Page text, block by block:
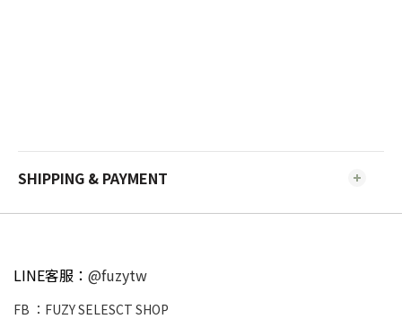
SHIPPING & PAYMENT
LINE客服： @fuzytw
FB ： FUZY SELESCT SHOP